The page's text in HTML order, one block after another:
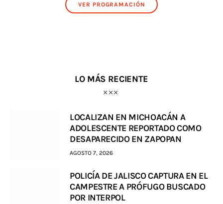
VER PROGRAMACIÓN
LO MÁS RECIENTE
LOCALIZAN EN MICHOACÁN A
ADOLESCENTE REPORTADO COMO
DESAPARECIDO EN ZAPOPAN
AGOSTO 7, 2026
POLICÍA DE JALISCO CAPTURA EN EL
CAMPESTRE A PRÓFUGO BUSCADO
POR INTERPOL